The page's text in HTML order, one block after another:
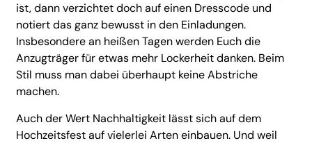
ist, dann verzichtet doch auf einen Dresscode und
notiert das ganz bewusst in den Einladungen.
Insbesondere an heißen Tagen werden Euch die
Anzugträger für etwas mehr Lockerheit danken. Beim
Stil muss man dabei überhaupt keine Abstriche
machen.
Auch der Wert Nachhaltigkeit lässt sich auf dem
Hochzeitsfest auf vielerlei Arten einbauen. Und weil